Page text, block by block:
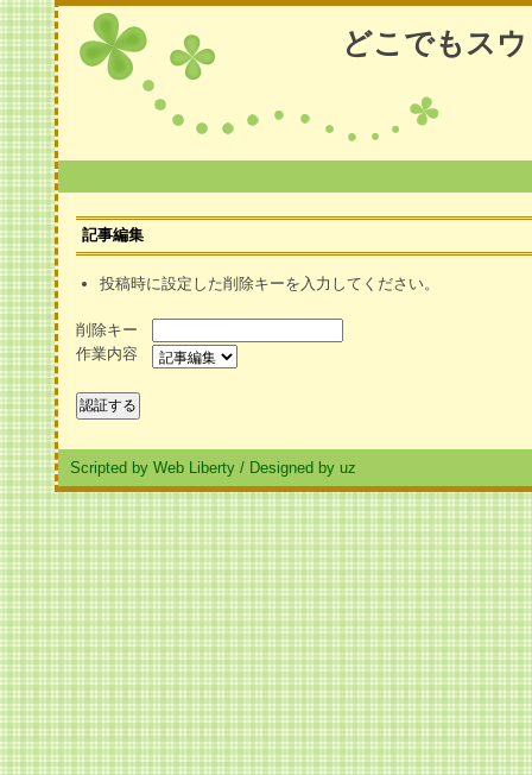
どこでもス
記事編集
投稿時に設定した削除キーを入力してください。
削除キー
作業内容
Scripted by Web Liberty / Designed by uz